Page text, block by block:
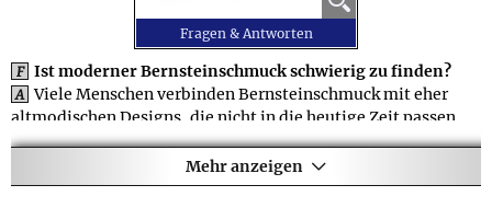
Fragen & Antworten
F Ist moderner Bernsteinschmuck schwierig zu finden?
A Viele Menschen verbinden Bernsteinschmuck mit eher
altmodischen Designs, die nicht in die heutige Zeit passen.
Wir arbeiten dagegen mit mehreren Herstellern zusammen,
die sowohl klassische Designs fertigen, als auch sehr
moderne und modische Schmuckstücke von angesagten
Mehr anzeigen